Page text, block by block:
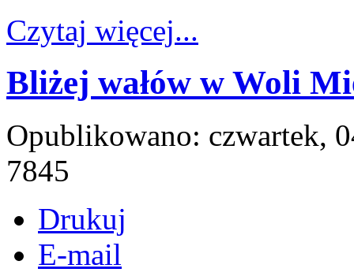
Czytaj więcej...
Bliżej wałów w Woli
Opublikowano: czwartek,
7845
Drukuj
E-mail